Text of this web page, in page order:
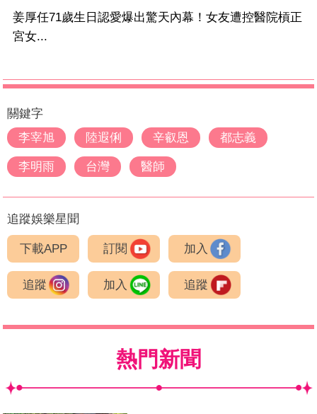
姜厚任71歲生日認愛爆出驚天內幕！女友遭控醫院槓正
宮女...
關鍵字
李宰旭
陸遐俐 辛叡恩 都志義
李明雨 台灣 醫師
追蹤娛樂星聞
下載APP 訂閱 加入
追蹤 加入 追蹤
熱門新聞